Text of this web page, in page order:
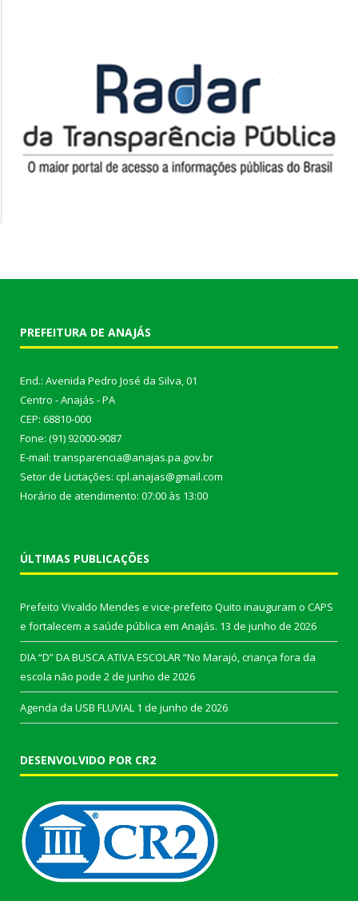
PREFEITURA DE ANAJÁS
End.: Avenida Pedro José da Silva, 01
Centro - Anajás - PA
CEP: 68810-000
Fone: (91) 92000-9087
E-mail: transparencia@anajas.pa.gov.br
Setor de Licitações: cpl.anajas@gmail.com
Horário de atendimento: 07:00 às 13:00
ÚLTIMAS PUBLICAÇÕES
Prefeito Vivaldo Mendes e vice-prefeito Quito inauguram o CAPS
e fortalecem a saúde pública em Anajás. 13 de junho de 2026
DIA “D” DA BUSCA ATIVA ESCOLAR “No Marajó, criança fora da
escola não pode 2 de junho de 2026
Agenda da USB FLUVIAL 1 de junho de 2026
DESENVOLVIDO POR CR2